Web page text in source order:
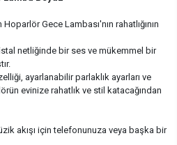
Gece Lambası'nın rahatlığının
netliğinde bir ses ve mükemmel bir
ayarlanabilir parlaklık ayarları ve
evinize rahatlık ve stil katacağından
akışı için telefonunuza veya başka bir